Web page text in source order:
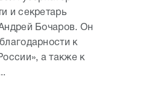
и секретарь
Бочаров. Он
к
а также к